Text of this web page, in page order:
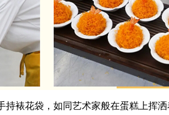
持裱花袋，如同艺术家般在蛋糕上挥